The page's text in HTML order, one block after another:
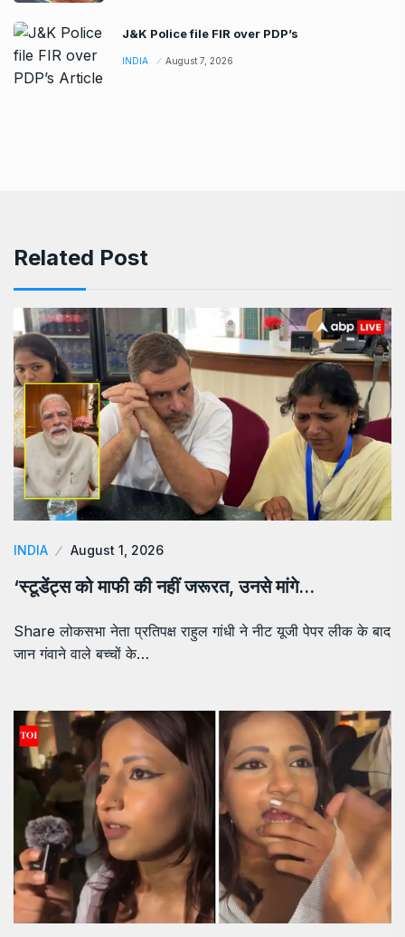
J&K Police file FIR over PDP’s
INDIA August 7, 2026
Related Post
INDIA August 1, 2026
‘स्टूडेंट्स को माफी की नहीं जरूरत, उनसे मांगे…
Share लोकसभा नेता प्रतिपक्ष राहुल गांधी ने नीट यूजी पेपर लीक के बाद
जान गंवाने वाले बच्चों के…